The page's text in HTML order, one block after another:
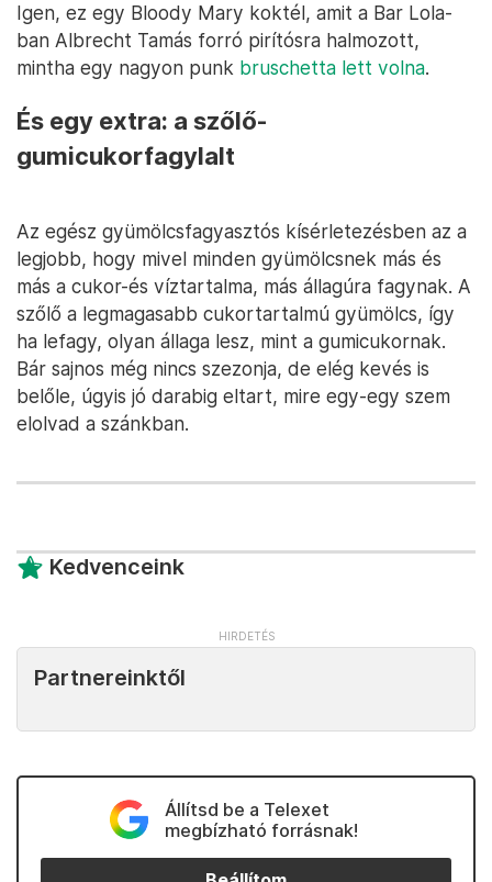
Igen, ez egy Bloody Mary koktél, amit a Bar Lola-
ban Albrecht Tamás forró pirítósra halmozott,
mintha egy nagyon punk bruschetta lett volna.
És egy extra: a szőlő-
gumicukorfagylalt
Az egész gyümölcsfagyasztós kísérletezésben az a
legjobb, hogy mivel minden gyümölcsnek más és
más a cukor-és víztartalma, más állagúra fagynak. A
szőlő a legmagasabb cukortartalmú gyümölcs, így
ha lefagy, olyan állaga lesz, mint a gumicukornak.
Bár sajnos még nincs szezonja, de elég kevés is
belőle, úgyis jó darabig eltart, mire egy-egy szem
elolvad a szánkban.
Kedvenceink
Partnereinktől
Állítsd be a Telexet
megbízható forrásnak!